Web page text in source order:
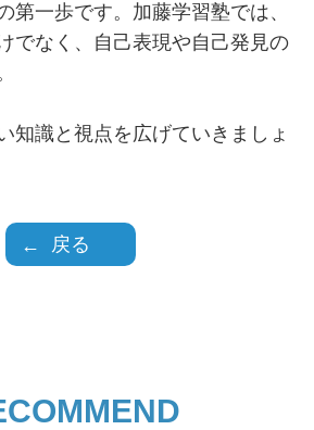
第一歩です。加藤学習塾では、
でなく、自己表現や自己発見の
知識と視点を広げていきましょ
戻る